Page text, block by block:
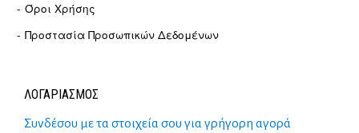
Όροι Χρήσης
Προστασία Προσωπικών Δεδομένων
ΛΟΓΑΡΙΑΣΜΟΣ
Συνδέσου με τα στοιχεία σου για γρήγορη αγορά